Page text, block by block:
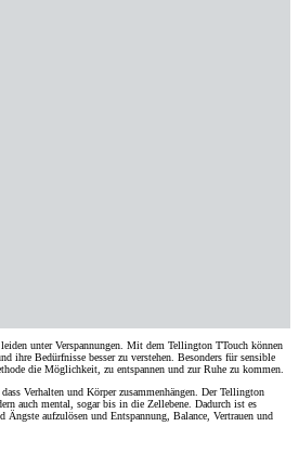
unter Verspannungen. Mit dem Tellington TTouch können
ihre Bedürfnisse besser zu verstehen. Besonders für sensible
die Möglichkeit, zu entspannen und zur Ruhe zu kommen.
Verhalten und Körper zusammenhängen. Der Tellington
auch mental, sogar bis in die Zellebene. Dadurch ist es
Ängste aufzulösen und Entspannung, Balance, Vertrauen und